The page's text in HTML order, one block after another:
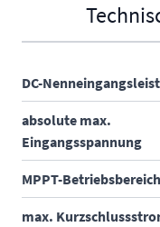
DC-
absolute max.
Eingangsspannung
MPPT-Betriebsbereich
max.